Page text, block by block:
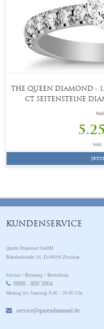
THE QUEEN DIAMOND -
CT SEITENSTEINE
Inkl.
KUNDENSERVICE
Queen Diamond GmbH
Bahnhofstraße 16, D-08056 Zwickau
Service / Beratung / Bestellung
0800 - 800 5004
Montag bis Samstag 8.00 - 20.00 Uhr
service@queendiamond.de